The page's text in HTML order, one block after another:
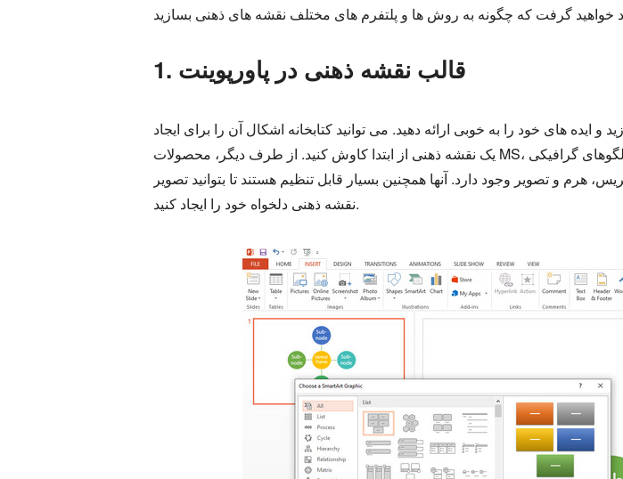
1. قالب نقشه ذهنی در پاورپوینت
ایده های خود را به خوبی ارائه دهید. می توانید کتابخانه اشکال آن را برای ایجاد
یک نقشه ذهنی از ابتدا کاوش کنید. از طرف دیگر، محصولات MS، از جمله پاورپوینت، با الگوهای گرافیکی SmartArt برای پردازش بصری و ارائه داده‌ها ارائه
هرم و تصویر وجود دارد. آنها همچنین بسیار قابل تنظیم هستند تا بتوانید تصویر
نقشه ذهنی دلخواه خود را ایجاد کنید.